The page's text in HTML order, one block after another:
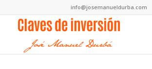
info@josemanueldurba.com